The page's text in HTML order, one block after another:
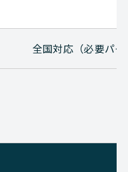
NETWORK（ネットワー
全国対応（必要パ